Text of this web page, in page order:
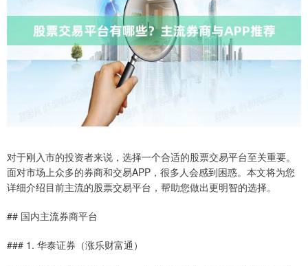
对于刚入市的投资者来说，选择一个合适的股票交易平台至关重要。
面对市场上众多的券商和交易APP，很多人会感到困惑。本文将为您
详细介绍目前主流的股票交易平台，帮助您做出更明智的选择。
## 国内主流券商平台
### 1. 华泰证券（涨乐财富通）